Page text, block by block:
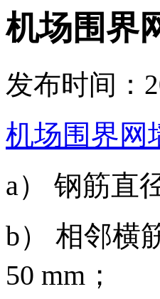
机场围界
发布时间：
机场围界网
a） 钢筋直
b） 相邻横
50 mm；